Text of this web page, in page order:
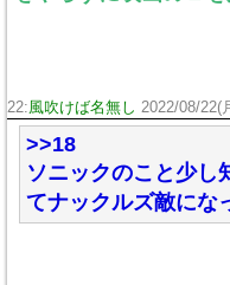
22:風吹けば名無し 2022/08/22(
>>18
ソニックのこと少し
てナックルズ敵にな